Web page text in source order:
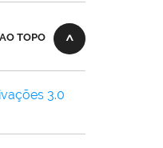
TOPO
3.0